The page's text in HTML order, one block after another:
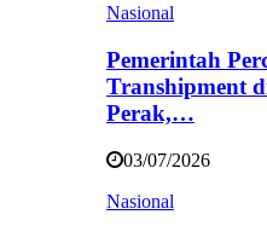
Nasional
Pemerintah
Transhipment
Perak,…
03/07/2026
Nasional